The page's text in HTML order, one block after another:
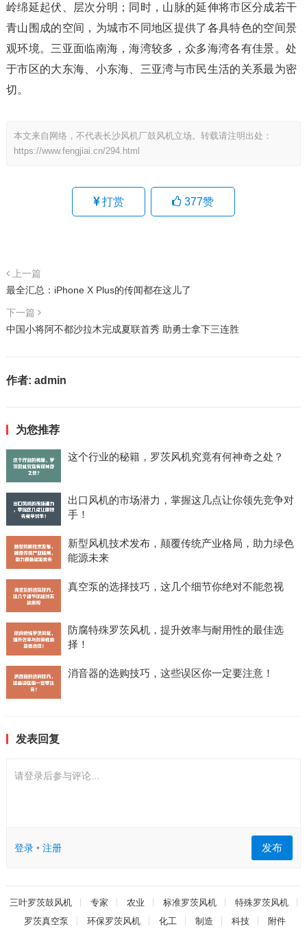
岭绵延起伏、层次分明；同时，山脉的延伸将市区分成若干
青山围成的空间，为城市不同地区提供了各具特色的空间景
观环境。三亚面临南海，海湾较多，众多海湾各有佳景。处
于市区的大东海、小东海、三亚湾与市民生活的关系最为密
切。
本文来自网络，不代表长沙风机厂鼓风机立场。转载请注明出处：
https://www.fengjiai.cn/294.html
打赏 377赞
上一篇
最全汇总：iPhone X Plus的传闻都在这儿了
下一篇
中国小将阿不都沙拉木完成夏联首秀 助勇士拿下三连胜
作者: admin
为您推荐
这个行业的秘籍，罗茨风机究竟有何神奇之处？
出口风机的市场潜力，掌握这几点让你领先竞争对
手！
新型风机技术发布，颠覆传统产业格局，助力绿色
能源未来
真空泵的选择技巧，这几个细节你绝对不能忽视
防腐特殊罗茨风机，提升效率与耐用性的最佳选
择！
消音器的选购技巧，这些误区你一定要注意！
发表回复
请登录后参与评论...
登录• 注册 发布
三叶罗茨鼓风机 专家 农业 标准罗茨风机
特殊罗茨风机
罗茨真空泵
环保罗茨风机 化工 制造 科技 附件